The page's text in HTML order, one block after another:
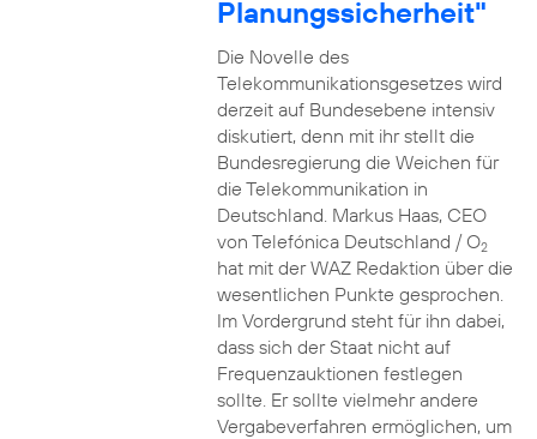
Planungssicherheit"
Die Novelle des
Telekommunikationsgesetzes wird
derzeit auf Bundesebene intensiv
diskutiert, denn mit ihr stellt die
Bundesregierung die Weichen für
die Telekommunikation in
Deutschland. Markus Haas, CEO
von Telefónica Deutschland / O2
hat mit der WAZ Redaktion über die
wesentlichen Punkte gesprochen.
Im Vordergrund steht für ihn dabei,
dass sich der Staat nicht auf
Frequenzauktionen festlegen
sollte. Er sollte vielmehr andere
Vergabeverfahren ermöglichen, um